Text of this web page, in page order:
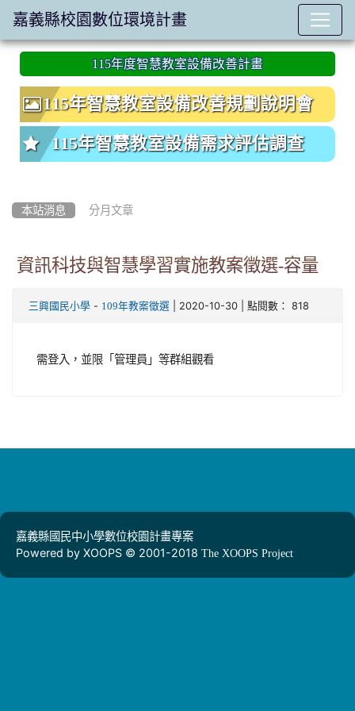
:::
115年度智慧教室設備改善計畫
115年智慧教室設備改善規劃說明會
115年智慧教室設備需求評估調查
本站消息 分月文章
資訊科技與智慧學習實施教案徵選-容量
三興國民小學 - 109年教案徵選 | 2020-10-30 | 點閱數： 818
需登入，並限「管理員」等群組觀看
嘉義縣國民中小學數位校園計畫專案
Powered by XOOPS © 2001-2018 The XOOPS Project
嘉義縣校園數位環境計畫